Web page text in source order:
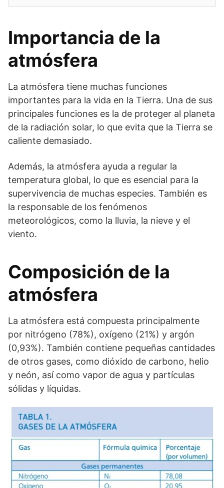
Importancia de la
atmósfera
La atmósfera tiene muchas funciones
importantes para la vida en la Tierra. Una de sus
principales funciones es la de proteger al planeta
de la radiación solar, lo que evita que la Tierra se
caliente demasiado.
Además, la atmósfera ayuda a regular la
temperatura global, lo que es esencial para la
supervivencia de muchas especies. También es
la responsable de los fenómenos
meteorológicos, como la lluvia, la nieve y el
viento.
Composición de la
atmósfera
La atmósfera está compuesta principalmente
por nitrógeno (78%), oxígeno (21%) y argón
(0,93%). También contiene pequeñas cantidades
de otros gases, como dióxido de carbono, helio
y neón, así como vapor de agua y partículas
sólidas y líquidas.